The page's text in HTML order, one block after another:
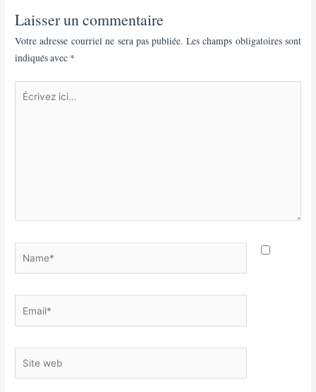
Laisser un commentaire
Votre adresse courriel ne sera pas publiée. Les champs obligatoires sont
indiqués avec *
Écrivez